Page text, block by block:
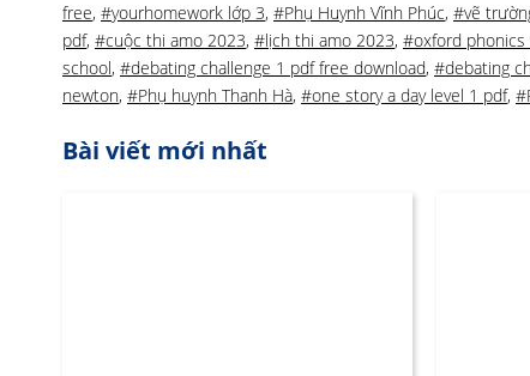
free, #yourhomework lớp 3, #Phụ Huynh Vĩnh Phúc, #vẽ
pdf, #cuộc thi amo 2023, #lịch thi amo 2023, #oxford
school, #debating challenge 1 pdf free download, #debating
newton, #Phụ huynh Thanh Hà, #one story a day level 1 pdf,
Bài viết mới nhất